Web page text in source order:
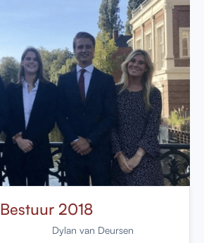
Bestuur 2018
Dylan van Deursen